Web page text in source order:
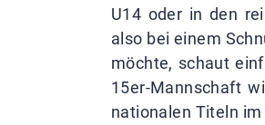
U14 oder in den
also bei einem
möchte, schaut
15er-Mannschaft
nationalen Titeln